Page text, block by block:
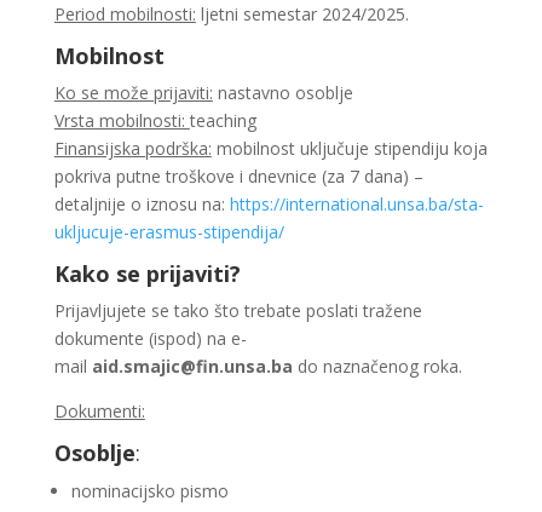
Period mobilnosti: ljetni semestar 2024/2025.
Mobilnost
Ko se može prijaviti: nastavno osoblje
Vrsta mobilnosti:teaching
Finansijska podrška: mobilnost uključuje stipendiju koja
pokriva putne troškove i dnevnice (za 7 dana) –
detaljnije o iznosu na: https://international.unsa.ba/sta-
ukljucuje-erasmus-stipendija/
Kako se prijaviti?
Prijavljujete se tako što trebate poslati tražene
dokumente (ispod) na e-
mail aid.smajic@fin.unsa.ba do naznačenog roka.
Dokumenti:
Osoblje:
nominacijsko pismo